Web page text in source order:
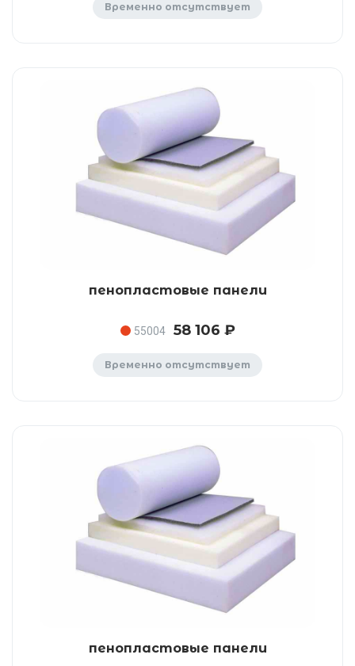
Временно отсутствует
пенопластовые панели
55004 58 106 ₽
Временно отсутствует
пенопластовые панели